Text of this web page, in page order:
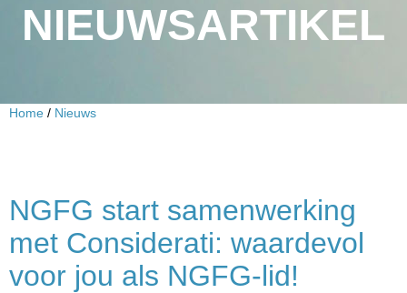
NIEUWSARTIKEL
Home / Nieuws
NGFG start samenwerking
met Considerati: waardevol
voor jou als NGFG-lid!